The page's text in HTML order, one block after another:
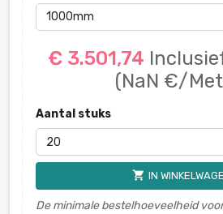
€ 3.501,74
(NaN €/
Aantal stuks
shopping_cart IN
De minimale bestelhoeveelheid